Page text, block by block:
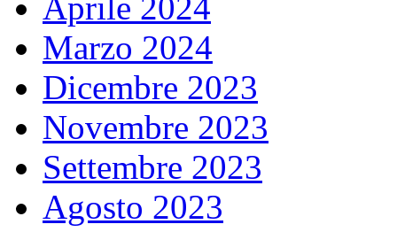
Aprile 2024
Marzo 2024
Dicembre 2023
Novembre 2023
Settembre 2023
Agosto 2023